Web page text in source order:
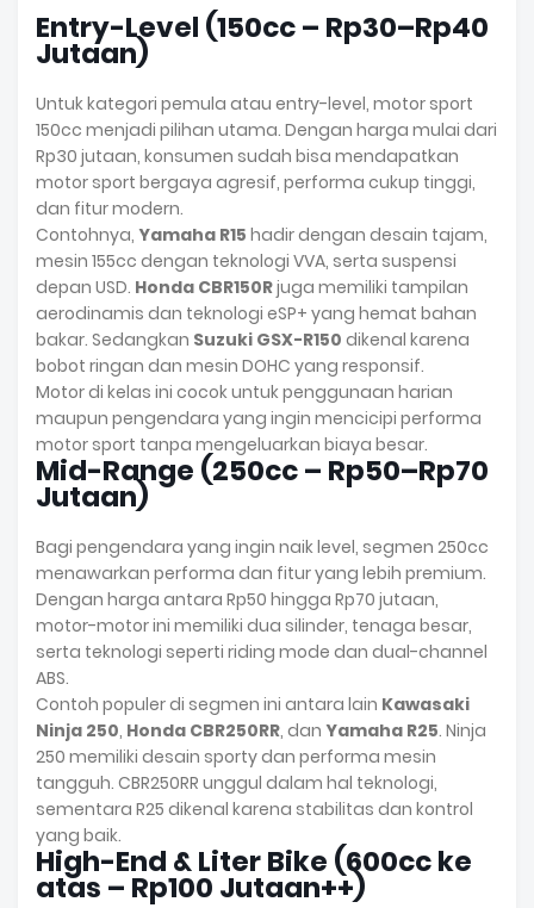
Entry-Level (150cc – Rp30–Rp40
Jutaan)
Untuk kategori pemula atau entry-level, motor sport
150cc menjadi pilihan utama. Dengan harga mulai dari
Rp30 jutaan, konsumen sudah bisa mendapatkan
motor sport bergaya agresif, performa cukup tinggi,
dan fitur modern.
Contohnya, Yamaha R15 hadir dengan desain tajam,
mesin 155cc dengan teknologi VVA, serta suspensi
depan USD. Honda CBR150Rjuga memiliki tampilan
aerodinamis dan teknologi eSP+ yang hemat bahan
bakar. Sedangkan Suzuki GSX-R150 dikenal karena
bobot ringan dan mesin DOHC yang responsif.
Motor di kelas ini cocok untuk penggunaan harian
maupun pengendara yang ingin mencicipi performa
motor sport tanpa mengeluarkan biaya besar.
Mid-Range (250cc – Rp50–Rp70
Jutaan)
Bagi pengendara yang ingin naik level, segmen 250cc
menawarkan performa dan fitur yang lebih premium.
Dengan harga antara Rp50 hingga Rp70 jutaan,
motor-motor ini memiliki dua silinder, tenaga besar,
serta teknologi seperti riding mode dan dual-channel
ABS.
Contoh populer di segmen ini antara lain Kawasaki
Ninja 250, Honda CBR250RR, dan Yamaha R25. Ninja
250 memiliki desain sporty dan performa mesin
tangguh. CBR250RR unggul dalam hal teknologi,
sementara R25 dikenal karena stabilitas dan kontrol
yang baik.
High-End & Liter Bike (600cc ke
atas – Rp100 Jutaan++)